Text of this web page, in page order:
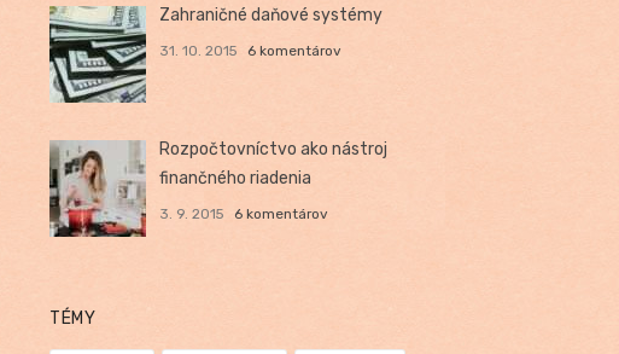
Zahraničné daňové systémy
31. 10. 2015 6 komentárov
Rozpočtovníctvo ako nástroj
finančného riadenia
3. 9. 2015 6 komentárov
TÉMY